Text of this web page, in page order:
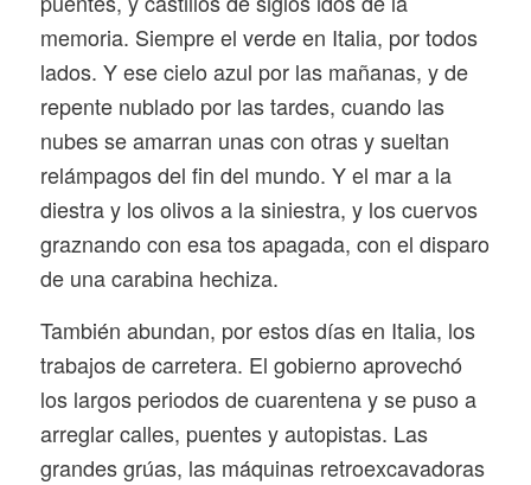
memoria. Siempre el verde en Italia, por todos
lados. Y ese cielo azul por las mañanas, y de
repente nublado por las tardes, cuando las
nubes se amarran unas con otras y sueltan
relámpagos del fin del mundo. Y el mar a la
diestra y los olivos a la siniestra, y los cuervos
graznando con esa tos apagada, con el disparo
de una carabina hechiza.
También abundan, por estos días en Italia, los
trabajos de carretera. El gobierno aprovechó
los largos periodos de cuarentena y se puso a
arreglar calles, puentes y autopistas. Las
grandes grúas, las máquinas retroexcavadoras